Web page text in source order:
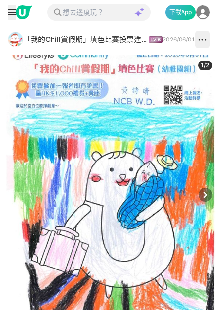
下載App
「我的Chill賞假期」填色比賽投票進行中✅ 2026/06/01
1/2